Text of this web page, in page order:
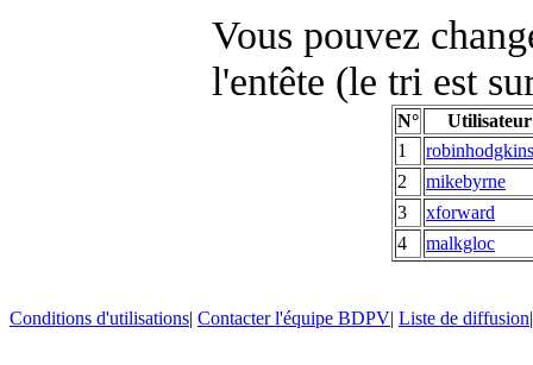
Vous pouvez
l'entête (le tri est
N°
Utilisateur
1
2
mikebyrne
3
xforward
4
malkgloc
Conditions d'utilisations| Contacter l'équipe BDPV| Liste de diffusion